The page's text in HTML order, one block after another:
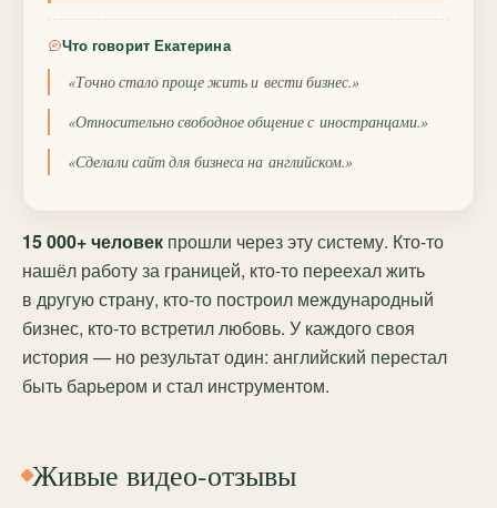
Что говорит Екатерина
«Точно стало проще жить и вести бизнес.»
«Относительно свободное общение с иностранцами.»
«Сделали сайт для бизнеса на английском.»
15 000+ человек прошли через эту систему. Кто-то
нашёл работу за границей, кто-то переехал жить
в другую страну, кто-то построил международный
бизнес, кто-то встретил любовь. У каждого своя
история — но результат один: английский перестал
быть барьером и стал инструментом.
Живые видео-отзывы